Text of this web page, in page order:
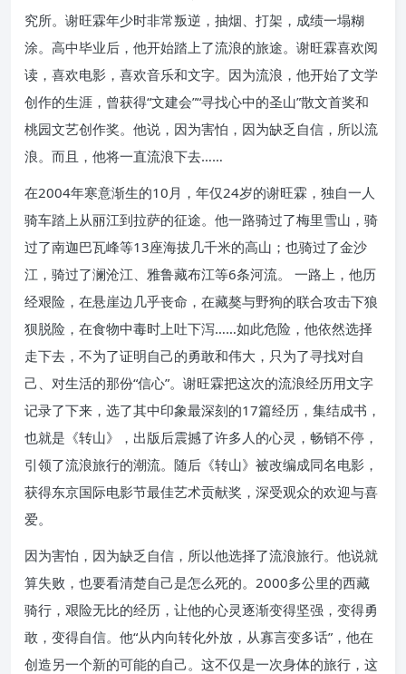
究所。谢旺霖年少时非常叛逆，抽烟、打架，成绩一塌糊
涂。高中毕业后，他开始踏上了流浪的旅途。谢旺霖喜欢阅
读，喜欢电影，喜欢音乐和文字。因为流浪，他开始了文学
创作的生涯，曾获得“文建会”“寻找心中的圣山”散文首奖和
桃园文艺创作奖。他说，因为害怕，因为缺乏自信，所以流
浪。而且，他将一直流浪下去……
在2004年寒意渐生的10月，年仅24岁的谢旺霖，独自一人
骑车踏上从丽江到拉萨的征途。他一路骑过了梅里雪山，骑
过了南迦巴瓦峰等13座海拔几千米的高山；也骑过了金沙
江，骑过了澜沧江、雅鲁藏布江等6条河流。 一路上，他历
经艰险，在悬崖边几乎丧命，在藏獒与野狗的联合攻击下狼
狈脱险，在食物中毒时上吐下泻……如此危险，他依然选择
走下去，不为了证明自己的勇敢和伟大，只为了寻找对自
己、对生活的那份“信心”。谢旺霖把这次的流浪经历用文字
记录了下来，选了其中印象最深刻的17篇经历，集结成书，
也就是《转山》，出版后震撼了许多人的心灵，畅销不停，
引领了流浪旅行的潮流。随后《转山》被改编成同名电影，
获得东京国际电影节最佳艺术贡献奖，深受观众的欢迎与喜
爱。
因为害怕，因为缺乏自信，所以他选择了流浪旅行。他说就
算失败，也要看清楚自己是怎么死的。2000多公里的西藏
骑行，艰险无比的经历，让他的心灵逐渐变得坚强，变得勇
敢，变得自信。他“从内向转化外放，从寡言变多话”，他在
创造另一个新的可能的自己。这不仅是一次身体的旅行，这